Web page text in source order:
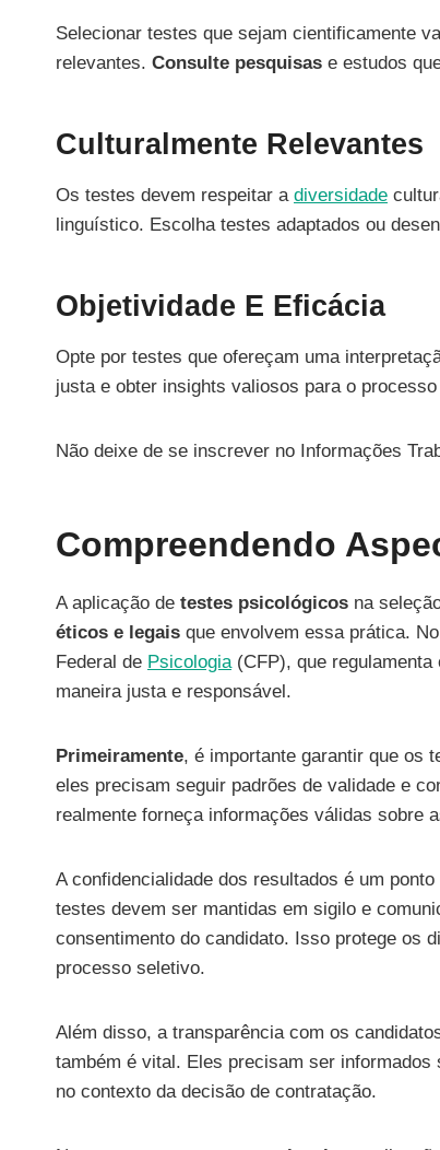
Selecionar testes que sejam cientificamente
relevantes. Consulte pesquisas e estudos
Culturalmente Relevantes
Os testes devem respeitar a diversidade
linguístico. Escolha testes adaptados ou
Objetividade E Eficácia
Opte por testes que ofereçam uma
justa e obter insights valiosos para o
Não deixe de se inscrever no Informações
Compreendendo
A aplicação de testes psicológicos na
éticos e legais que envolvem essa prática.
Federal de Psicologia(CFP), que regulamenta
maneira justa e responsável.
Primeiramente, é importante garantir que os
eles precisam seguir padrões de validade e
realmente forneça informações válidas sobre
A confidencialidade dos resultados é um
testes devem ser mantidas em sigilo e
consentimento do candidato. Isso protege os
processo seletivo.
Além disso, a transparência com os
também é vital. Eles precisam ser
no contexto da decisão de contratação.